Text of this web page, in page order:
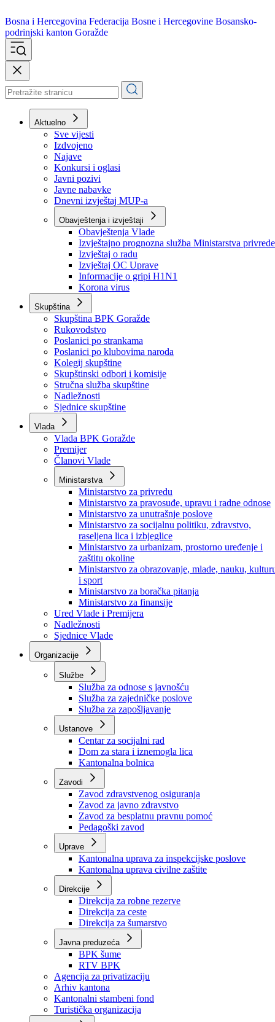
Bosna i Hercegovina
podrinjski kanton Goražde
Aktuelno
Sve vijesti
Izdvojeno
Najave
Konkursi i oglasi
Javni pozivi
Javne nabavke
Dnevni izvještaj MUP-a
Obavještenja i izvještaji
Obavještenja Vlade
Izvještajno prognozna služba Ministarstva privrede
Izvještaj o radu
Izvještaj OC Uprave
Informacije o gripi H1N1
Korona virus
Skupština
Skupština BPK Goražde
Rukovodstvo
Poslanici po strankama
Poslanici po klubovima naroda
Kolegij skupštine
Skupštinski odbori i komisije
Stručna služba skupštine
Nadležnosti
Sjednice skupštine
Vlada
Vlada BPK Goražde
Premijer
Članovi Vlade
Ministarstva
Ministarstvo za privredu
Ministarstvo za pravosuđe, upravu i radne odnose
Ministarstvo za unutrašnje poslove
Ministarstvo za socijalnu politiku, zdravstvo,
raseljena lica i izbjeglice
Ministarstvo za urbanizam, prostorno uređenje i
zaštitu okoline
Ministarstvo za obrazovanje, mlade, nauku,
i sport
Ministarstvo za boračka pitanja
Ministarstvo za finansije
Ured Vlade i Premijera
Nadležnosti
Sjednice Vlade
Organizacije
Službe
Služba za odnose s javnošću
Služba za zajedničke poslove
Služba za zapošljavanje
Ustanove
Centar za socijalni rad
Dom za stara i iznemogla lica
Kantonalna bolnica
Zavodi
Zavod zdravstvenog osiguranja
Zavod za javno zdravstvo
Zavod za besplatnu pravnu pomoć
Pedagoški zavod
Kantonalna uprava za inspekcijske poslove
Kantonalna uprava civilne zaštite
Direkcije
Direkcija za robne rezerve
Direkcija za ceste
Direkcija za šumarstvo
Javna preduzeća
BPK šume
RTV BPK
Agencija za privatizaciju